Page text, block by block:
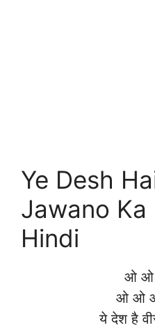
Ye Desh
Jawano Ka
Hindi
ओ
ओ ओ
ये देश है